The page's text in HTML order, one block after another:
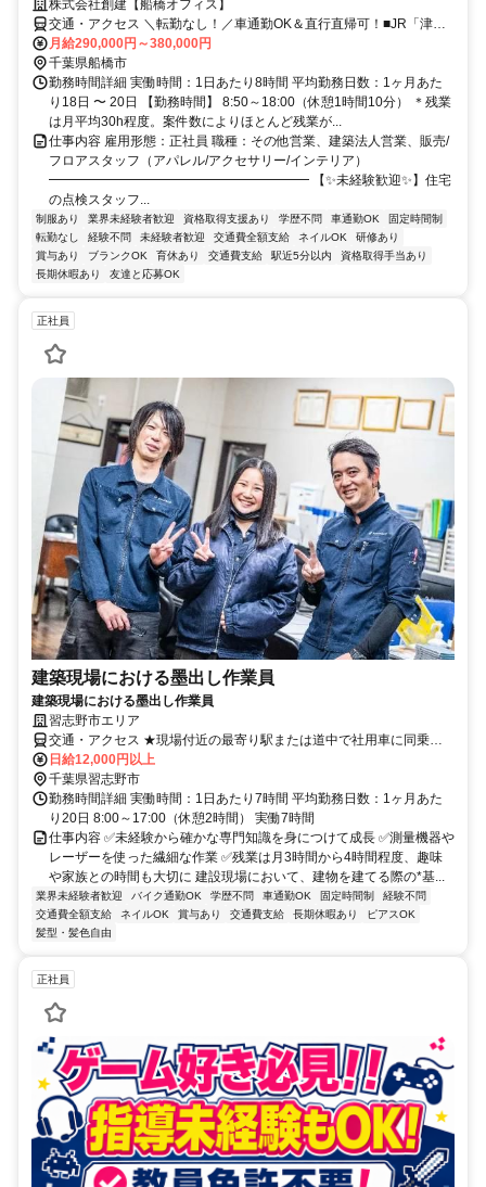
株式会社創建【船橋オフィス】
交通・アクセス ＼転勤なし！／車通勤OK＆直行直帰可！■JR「津田
沼駅」から徒歩2分
月給290,000円～380,000円
千葉県船橋市
勤務時間詳細 実働時間：1日あたり8時間 平均勤務日数：1ヶ月あた
り18日 〜 20日 【勤務時間】 8:50～18:00（休憩1時間10分） ＊残業
は月平均30h程度。案件数によりほとんど残業が...
仕事内容 雇用形態：正社員 職種：その他営業、建築法人営業、販売/
フロアスタッフ（アパレル/アクセサリー/インテリア）
━━━━━━━━━━━━━━━━━━━━ 【✨未経験歓迎✨】住宅
の点検スタッフ...
制服あり 業界未経験者歓迎 資格取得支援あり 学歴不問 車通勤OK
固定時間制
転勤なし
経験不問 未経験者歓迎 交通費全額支給 ネイルOK
研修あり
賞与あり
ブランクOK 育休あり 交通費支給 駅近5分以内
資格取得手当あり
長期休暇あり
友達と応募OK
正社員
建築現場における墨出し作業員
建築現場における墨出し作業員
習志野市エリア
交通・アクセス ★現場付近の最寄り駅または道中で社用車に同乗す
る形となります。
日給12,000円以上
千葉県習志野市
勤務時間詳細 実働時間：1日あたり7時間 平均勤務日数：1ヶ月あた
り20日 8:00～17:00（休憩2時間） 実働7時間
仕事内容 ✅️未経験から確かな専門知識を身につけて成長 ✅️測量機器や
レーザーを使った繊細な作業 ✅️残業は月3時間から4時間程度、趣味
や家族との時間も大切に 建設現場において、建物を建てる際の*基...
業界未経験者歓迎 バイク通勤OK 学歴不問 車通勤OK 固定時間制
経験不問
交通費全額支給
ネイルOK 賞与あり 交通費支給 長期休暇あり
ピアスOK
髪型・髪色自由
正社員